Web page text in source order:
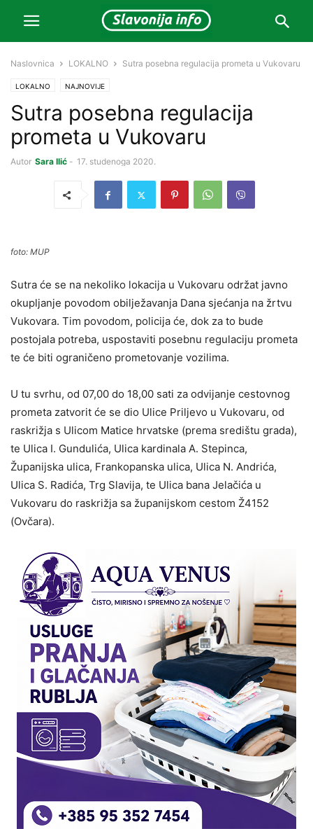
Naslovnica LOKALNO Sutra posebna regulacija prometa u Vukovaru
LOKALNO NAJNOVIJE
Sutra posebna regulacija
prometa u Vukovaru
Autor Sara Ilić - 17. studenoga 2020.
foto: MUP
Sutra će se na nekoliko lokacija u Vukovaru održat javno
okupljanje povodom obilježavanja Dana sjećanja na žrtvu
Vukovara. Tim povodom, policija će, dok za to bude
postojala potreba, uspostaviti posebnu regulaciju prometa
te će biti ograničeno prometovanje vozilima.
U tu svrhu, od 07,00 do 18,00 sati za odvijanje cestovnog
prometa zatvorit će se dio Ulice Priljevo u Vukovaru, od
raskrižja s Ulicom Matice hrvatske (prema središtu grada),
te Ulica I. Gundulića, Ulica kardinala A. Stepinca,
Županijska ulica, Frankopanska ulica, Ulica N. Andrića,
Ulica S. Radića, Trg Slavija, te Ulica bana Jelačića u
Vukovaru do raskrižja sa županijskom cestom Ž4152
(Ovčara).